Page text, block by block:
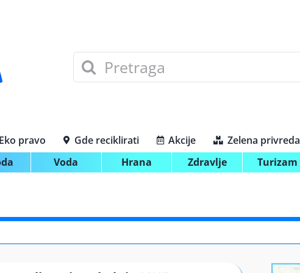
Search
for:
Voda Hrana Zdravlje Turizam
Eko pravo Gde reciklirati Akcije Zelena privreda